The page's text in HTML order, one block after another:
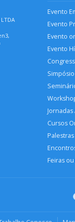
Evento
Evento
Evento
Evento
Simpósio
Cursos
Palestras
Feiras